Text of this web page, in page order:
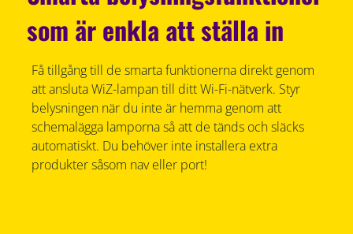
som är enkla att ställa in
Få tillgång till de smarta funktionerna direkt genom
att ansluta WiZ-lampan till ditt Wi-Fi-nätverk. Styr
belysningen när du inte är hemma genom att
schemalägga lamporna så att de tänds och släcks
automatiskt. Du behöver inte installera extra
produkter såsom nav eller port!